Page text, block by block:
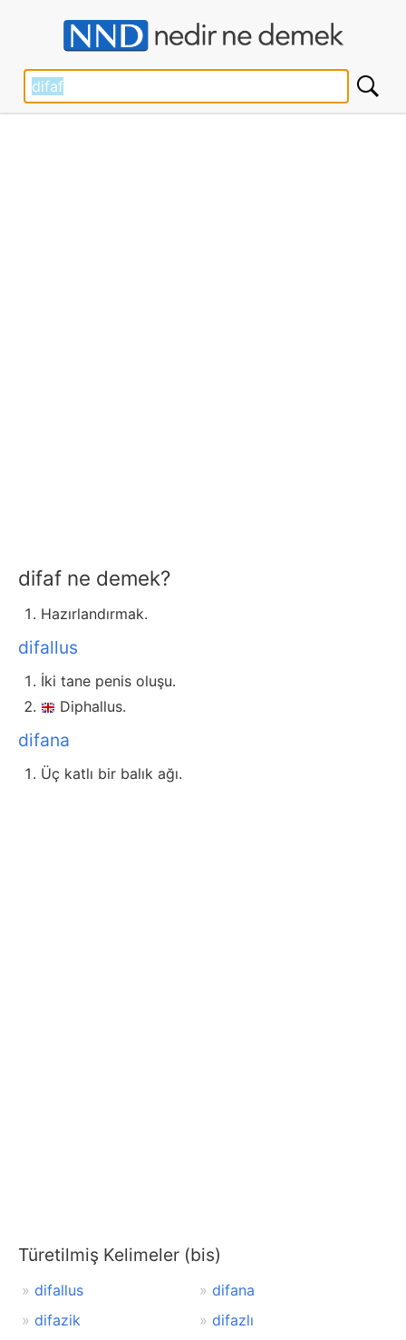
difaf ne demek?
Hazırlandırmak.
difallus
İki tane penis oluşu.
Diphallus.
difana
Üç katlı bir balık ağı.
Türetilmiş Kelimeler (bis)
difallus
difana
difazik
difazlı